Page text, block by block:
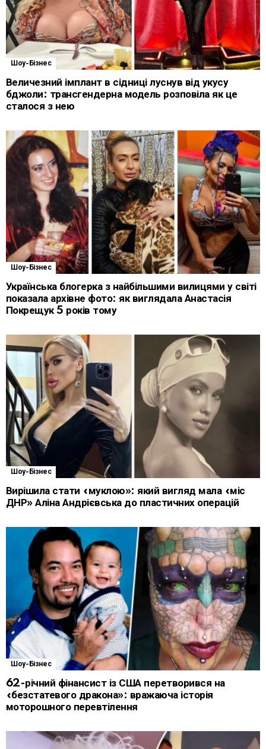
Шоу-Бізнес
Величезний імплант в сідниці луснув від укусу
бджоли: трансгендерна модель розповіла як це
сталося з нею
Шоу-Бізнес
Українська блогерка з найбільшими вилицями у світі
показала архівне фото: як виглядала Анастасія
Покрещук 5 років тому
Шоу-Бізнес
Вирішила стати «муклою»: який вигляд мала «міс
ДНР» Аліна Андрієвська до пластичних операцій
Шоу-Бізнес
62-річний фінансист із США перетворився на
«безстатевого дракона»: вражаюча історія
моторошного перевтілення